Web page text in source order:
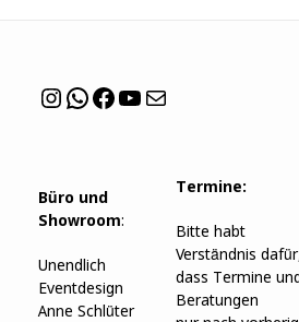
Büro und
Showroom:
Unendlich
Eventdesign
Anne Schlüter
Termine:
Bitte habt
Verständnis
dass Termine
Beratungen